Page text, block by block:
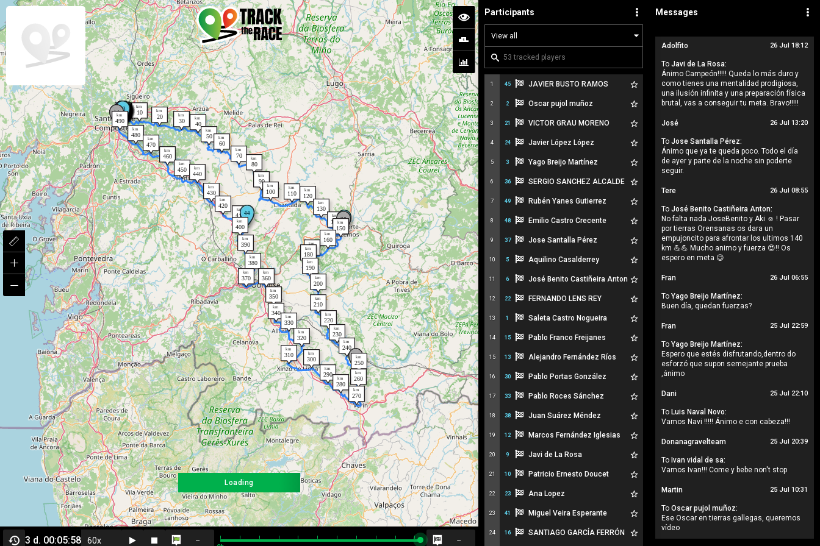
Messages
Adolfito 26 Jul 18:12
To Javi de La Rosa:
Ánimo Campeón!!!!! Queda lo más duro y
como tienes una mentalidad prodigiosa,
una ilusión infinita y una preparación física
brutal, vas a conseguir tu meta. Bravo!!!!!
José 26 Jul 13:20
To Jose Santalla Pérez:
Ánimo que ya te queda poco. Todo el día
de ayer y parte de la noche sin poderte
seguir.
Tere 26 Jul 08:55
To José Benito Castiñeira Anton:
No falta nada JoseBenito y Aki ☺️ ! Pasar
por tierras Orensanas os dara un
empujoncito para afrontar los ultimos 140
km 💪💪 Mucho animo y fuerza 😍!! Os
espero en meta 😉
Fran 26 Jul 06:55
To Yago Breijo Martínez:
Buen día, quedan fuerzas?
Fran 25 Jul 22:59
To Yago Breijo Martínez:
Espero que estés disfrutando,dentro do
esforzó que supon semejante prueba
,ánimo
Dani 25 Jul 22:10
To Luis Naval Novo:
Vamos Navi !!!!! Ánimo e con cabeza!!!
Donanagravelteam 25 Jul 20:39
To Ivan vidal de sa:
Vamos Ivan!!! Come y bebe non't stop
Martin 25 Jul 10:31
To Oscar pujol muñoz:
Ese Oscar en tierras gallegas, queremos
vídeo
Participants
1 45 JAVIER BUSTO RAMOS
2 2 Oscar pujol muñoz
3 21 VICTOR GRAU MORENO
4 24 Javier López López
5 3 Yago Breijo Martínez
6 36 SERGIO SANCHEZ ALCALDE
7 49 Rubén Yanes Gutierrez
8 48 Emilio Castro Crecente
9 37 Jose Santalla Pérez
10 5 Aquilino Casalderrey
11 6 José Benito Castiñeira Anton
12 22 FERNANDO LENS REY
13 1 Saleta Castro Nogueira
14 15 Pablo Franco Freijanes
15 13 Alejandro Fernández Ríos
16 30 Pablo Portas González
17 33 Pablo Roces Sánchez
18 38 Juan Suárez Méndez
19 12 Marcos Fernández Iglesias
20 9 Javi de La Rosa
21 10 Patricio Ernesto Doucet
22 23 Ana Lopez
23 41 Miguel Veira Esperante
24 16 SANTIAGO GARCÍA FERRÓN
Loading
3 d. 00:05:58 -- --